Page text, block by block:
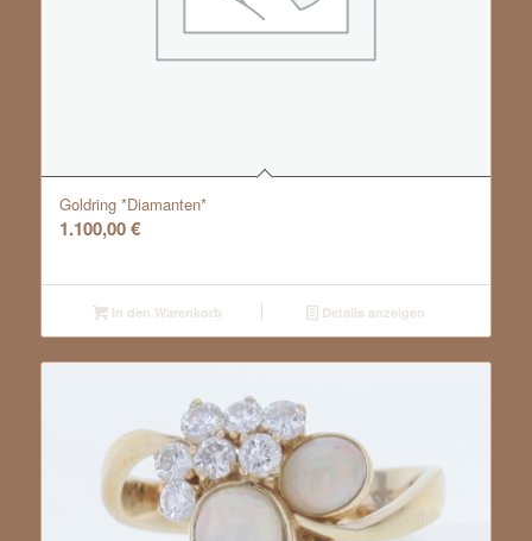
Goldring *Diamanten*
1.100,00€
In den Warenkorb Details anzeigen